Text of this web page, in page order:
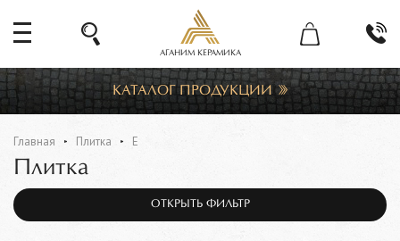
АГАНИМ КЕРАМИКА
КАТАЛОГ ПРОДУКЦИИ
Главная Плитка E
Плитка
ОТКРЫТЬ ФИЛЬТР